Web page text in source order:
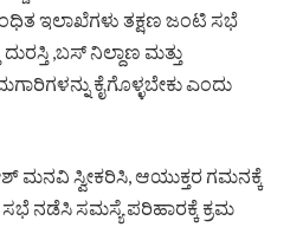
ಇಲಾಖೆಗಳು ತಕ್ಷಣ ಜಂಟಿ ಸಭೆ
,ಬಸ್ ನಿಲ್ದಾಣ ಮತ್ತು
ಕೈಗೊಳ್ಳಬೇಕು ಎಂದು
ಮನವಿ ಸ್ವೀಕರಿಸಿ, ಆಯುಕ್ತರ ಗಮನಕ್ಕೆ
ನಡೆಸಿ ಸಮಸ್ಯೆ ಪರಿಹಾರಕ್ಕೆ ಕ್ರಮ